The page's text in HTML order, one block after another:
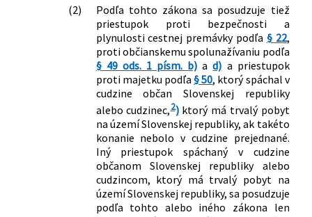
pozemných komunikáciách v znení
neskorších predpisov a zákon
Slovenskej národnej rady č. 372/1990
Zb. o priestupkoch v znení neskorších
predpisov
515/2003 Z. z.
Zákon o krajských úradoch a obvodných
úradoch a o zmene a doplnení
niektorých zákonov
534/2003 Z. z.
Zákon o organizácii štátnej správy na
úseku cestnej dopravy a pozemných
komunikácií a o zmene a doplnení
niektorých zákonov
364/2004 Z. z.
Zákon o vodách a o zmene zákona
(2)
Podľa tohto zákona sa posudzuje tiež
priestupok proti bezpečnosti a
plynulosti cestnej premávky podľa § 22,
proti občianskemu spolunažívaniu podľa
§ 49 ods. 1 písm. b) ad) a priestupok
proti majetku podľa§ 50, ktorý spáchal v
cudzine občan Slovenskej republiky
alebo cudzinec,2)ktorý má trvalý pobyt
na území Slovenskej republiky, ak takéto
konanie nebolo v cudzine prejednané.
Iný priestupok spáchaný v cudzine
občanom Slovenskej republiky alebo
cudzincom, ktorý má trvalý pobyt na
území Slovenskej republiky, sa posudzuje
podľa tohto alebo iného zákona len